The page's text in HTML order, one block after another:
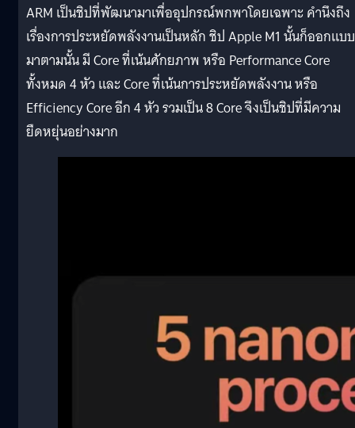
ARM เป็นชิปที่พัฒนามาเพื่ออุปกรณ์พกพาโดยเฉพาะ คำนึงถึง
เรื่องการประหยัดพลังงานเป็นหลัก ชิป Apple M1 นั้นก็ออกแบบ
มาตามนั้น มี Core ที่เน้นศักยภาพ หรือ Performance Core
ทั้งหมด 4 หัว และ Core ที่เน้นการประหยัดพลังงาน หรือ
Efficiency Core อีก 4 หัว รวมเป็น 8 Core จึงเป็นชิปที่มีความ
ยืดหยุ่นอย่างมาก